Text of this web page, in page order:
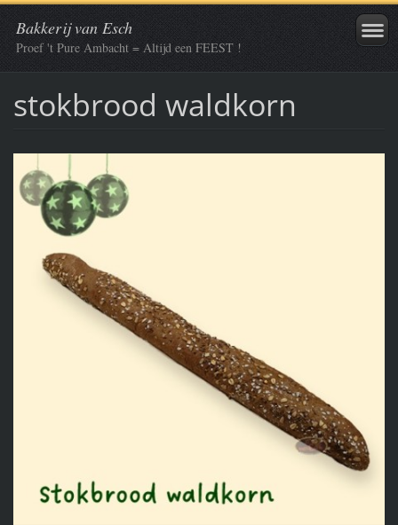
Bakkerij van Esch
Proef 't Pure Ambacht = Altijd een FEEST !
stokbrood waldkorn